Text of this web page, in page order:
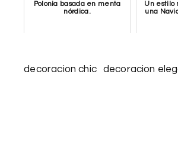
Polonia basada en menta
nórdica.
Un estilo
una
decoracion chic decoracion